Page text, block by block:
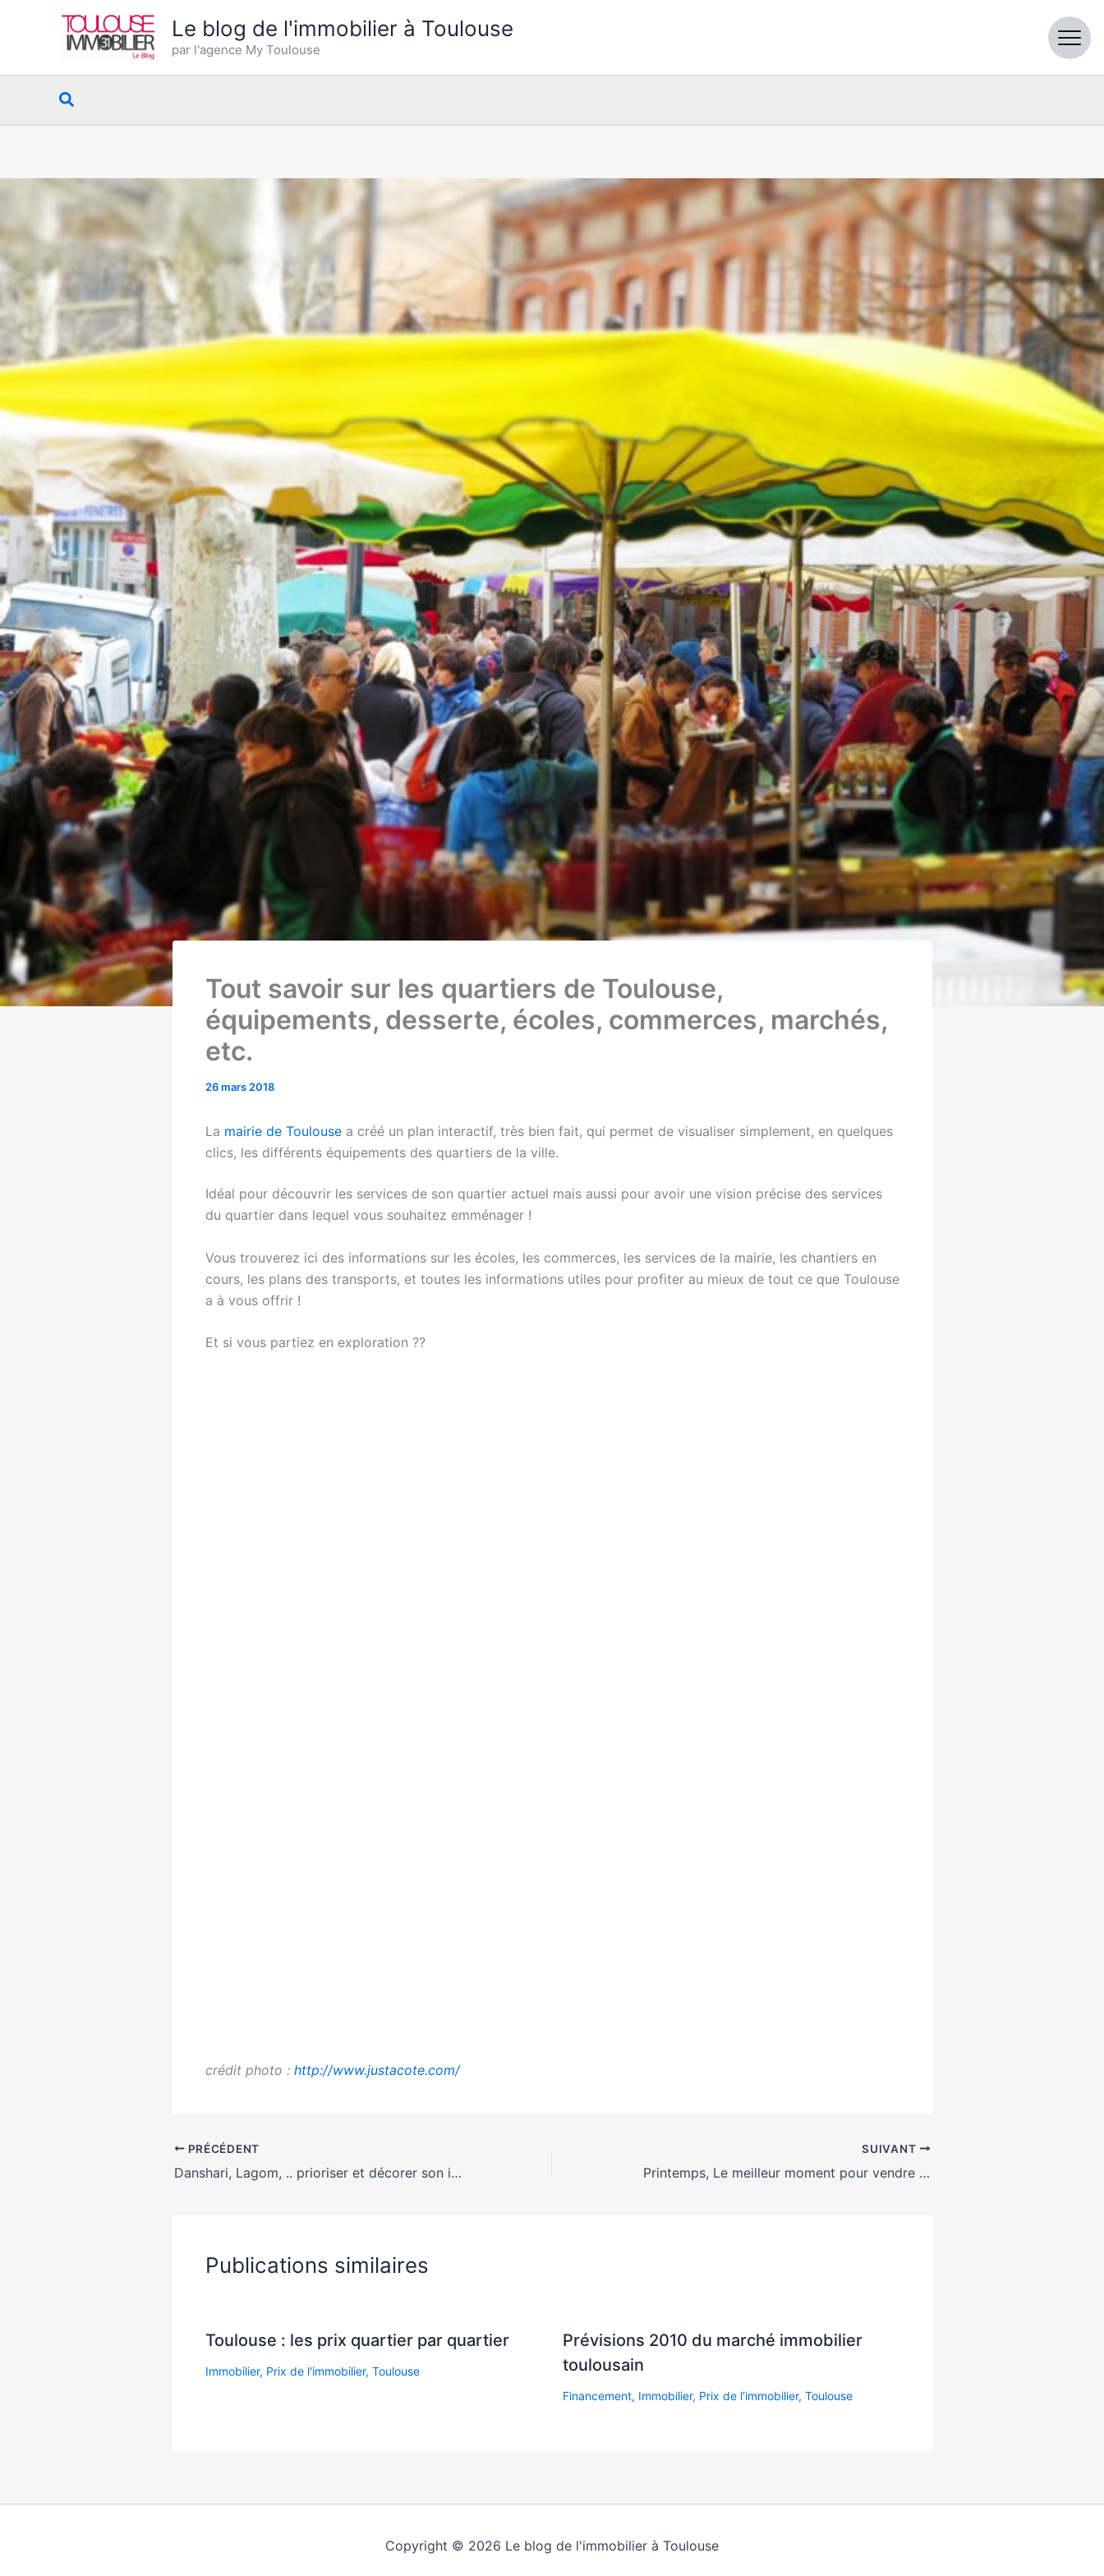
Le blog de l'immobilier à Toulouse
par l'agence My Toulouse
Rechercher
Tout savoir sur les quartiers de Toulouse,
équipements, desserte, écoles, commerces, marchés,
etc.
26 mars 2018
La mairie de Toulousea créé un plan interactif, très bien fait, qui permet de visualiser simplement, en quelques
clics, les différents équipements des quartiers de la ville.
Idéal pour découvrir les services de son quartier actuel mais aussi pour avoir une vision précise des services
du quartier dans lequel vous souhaitez emménager !
Vous trouverez ici des informations sur les écoles, les commerces, les services de la mairie, les chantiers en
cours, les plans des transports, et toutes les informations utiles pour profiter au mieux de tout ce que Toulouse
a à vous offrir !
Et si vous partiez en exploration ??
crédit photo : http://www.justacote.com/
PRÉCÉDENT
Danshari, Lagom, .. prioriser et décorer son intérieur pour mieux vivre !
SUIVANT
Printemps, Le meilleur moment pour vendre son bien immobilier
Publications similaires
Toulouse : les prix quartier par quartier
Immobilier, Prix de l'immobilier, Toulouse
Prévisions 2010 du marché immobilier
toulousain
Financement, Immobilier, Prix de l'immobilier, Toulouse
Copyright © 2026 Le blog de l'immobilier à Toulouse